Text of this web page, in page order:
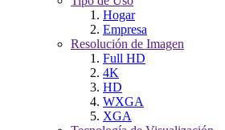
Hogar
Empresa
Resolución de Imagen
Full HD
4K
HD
WXGA
XGA